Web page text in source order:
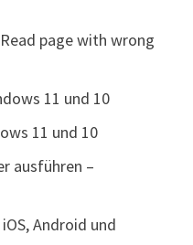
page with wrong
11 und 10
11 und 10
ausführen –
Android und